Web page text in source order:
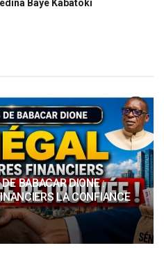
Baye Kabatoki
BABACAR DIONE :
LA CONFIANCE